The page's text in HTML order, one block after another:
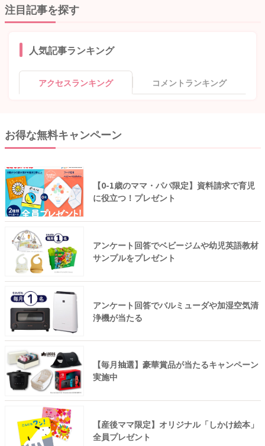
注目記事を探す
人気記事ランキング
アクセスランキング コメントランキング
お得な無料キャンペーン
【0-1歳のママ・パパ限定】資料請求で育児
に役立つ！プレゼント
アンケート回答でベビージムや幼児英語教材
サンプルをプレゼント
アンケート回答でバルミューダや加湿空気清
浄機が当たる
【毎月抽選】豪華賞品が当たるキャンペーン
実施中
【産後ママ限定】オリジナル「しかけ絵本」
全員プレゼント